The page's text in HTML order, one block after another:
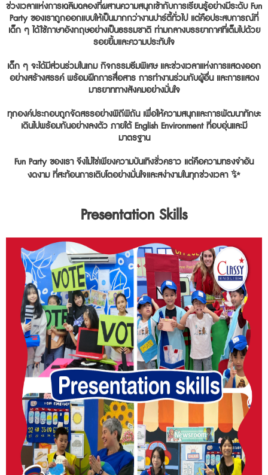
ช่วงเวลาแห่งการเฉลิมฉลองที่ผสานความสนุกเข้ากับการเรียนรู้อย่างมีระดับ Fun
Party ของเราถูกออกแบบให้เป็นมากกว่างานปาร์ตี้ทั่วไป แต่คือประสบการณ์ที่
เด็ก ๆ ได้ใช้ภาษาอังกฤษอย่างเป็นธรรมชาติ ท่ามกลางบรรยากาศที่เต็มไปด้วย
รอยยิ้มและความประทับใจ
เด็ก ๆ จะได้มีส่วนร่วมในเกม กิจกรรมธีมพิเศษ และช่วงเวลาแห่งการแสดงออก
อย่างสร้างสรรค์ พร้อมฝึกการสื่อสาร การทำงานร่วมกับผู้อื่น และการแสดง
มารยาททางสังคมอย่างมั่นใจ
ทุกองค์ประกอบถูกจัดสรรอย่างพิถีพิถัน เพื่อให้ความสนุกและการพัฒนาทักษะ
เดินไปพร้อมกันอย่างลงตัว ภายใต้ English Environment ที่อบอุ่นและมี
มาตรฐาน
Fun Party ของเรา จึงไม่ใช่เพียงความบันเทิงชั่วคราว แต่คือความทรงจำอัน
งดงาม ที่สะท้อนการเติบโตอย่างมั่นใจและสง่างามในทุกช่วงเวลา ✨
Presentation Skills